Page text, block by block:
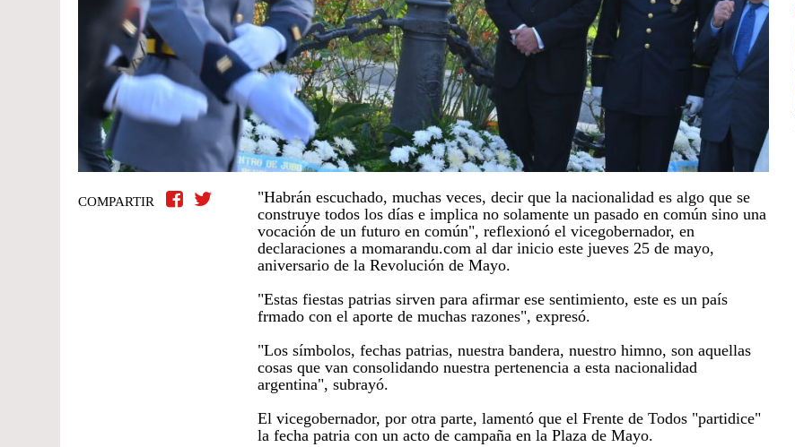
COMPARTIR
"Habrán escuchado, muchas veces, decir que la nacionalidad es algo que se
construye todos los días e implica no solamente un pasado en común sino una
vocación de un futuro en común", reflexionó el vicegobernador, en
declaraciones a momarandu.com al dar inicio este jueves 25 de mayo,
aniversario de la Revolución de Mayo.
"Estas fiestas patrias sirven para afirmar ese sentimiento, este es un país
frmado con el aporte de muchas razones", expresó.
"Los símbolos, fechas patrias, nuestra bandera, nuestro himno, son aquellas
cosas que van consolidando nuestra pertenencia a esta nacionalidad
argentina", subrayó.
El vicegobernador, por otra parte, lamentó que el Frente de Todos "partidice"
la fecha patria con un acto de campaña en la Plaza de Mayo.